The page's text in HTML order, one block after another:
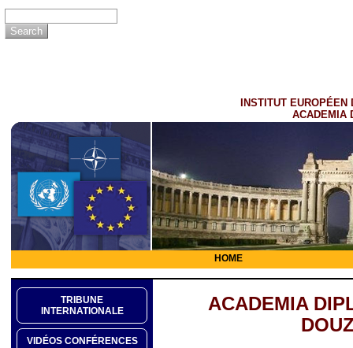
INSTITUT EUROPÉEN
ACADEMIA
HOME
TRIBUNE
INTERNATIONALE
VIDÉOS CONFÉRENCES
ACADEMIA